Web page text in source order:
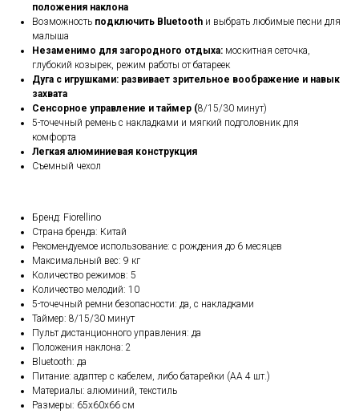
положения наклона
Возможность подключить Bluetooth и выбрать любимые песни для
малыша
Незаменимо для загородного отдыха: москитная сеточка,
глубокий козырек, режим работы от батареек
Дуга с игрушками: развивает зрительное воображение и навык
захвата
Сенсорное управление и таймер (8/15/30 минут)
5-точечный ремень с накладками и мягкий подголовник для
комфорта
Легкая алюминиевая конструкция
Съемный чехол
Бренд: Fiorellino
Страна бренда: Китай
Рекомендуемое использование: с рождения до 6 месяцев
Максимальный вес: 9 кг
Количество режимов: 5
Количество мелодий: 10
5-точечный ремни безопасности: да, с накладками
Таймер: 8/15/30 минут
Пульт дистанционного управления: да
Положения наклона: 2
Bluetooth: да
Питание: адаптер с кабелем, либо батарейки (АА 4 шт.)
Материалы: алюминий, текстиль
Размеры: 65х60х66 см